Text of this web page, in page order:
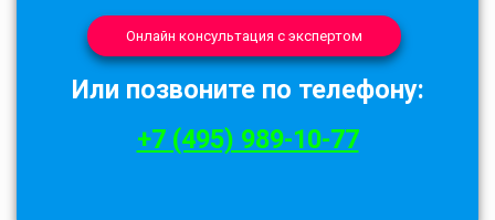
Онлайн консультация с экспертом
Или позвоните по телефону:
+7 (495) 989-10-77